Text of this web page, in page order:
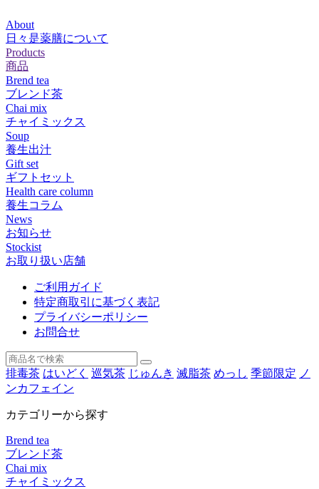
About
日々是薬膳について
Products
商品
Brend tea
ブレンド茶
Chai mix
チャイミックス
Soup
養生出汁
Gift set
ギフトセット
Health care column
養生コラム
News
お知らせ
Stockist
お取り扱い店舗
ご利用ガイド
特定商取引に基づく表記
プライバシーポリシー
お問合せ
排毒茶 はいどく 巡気茶 じゅんき 滅脂茶 めっし 季節限定 ノ
ンカフェイン
カテゴリーから探す
Brend tea
ブレンド茶
Chai mix
チャイミックス